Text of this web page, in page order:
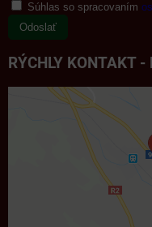
Súhlas so spracovaním
Odoslať
RÝCHLY KONTAKT